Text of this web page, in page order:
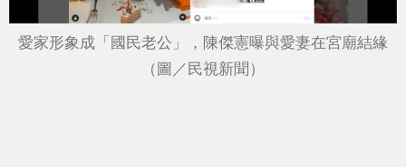
愛家形象成「國民老公」，陳傑憲曝與愛妻在宮廟結緣
（圖／民視新聞）